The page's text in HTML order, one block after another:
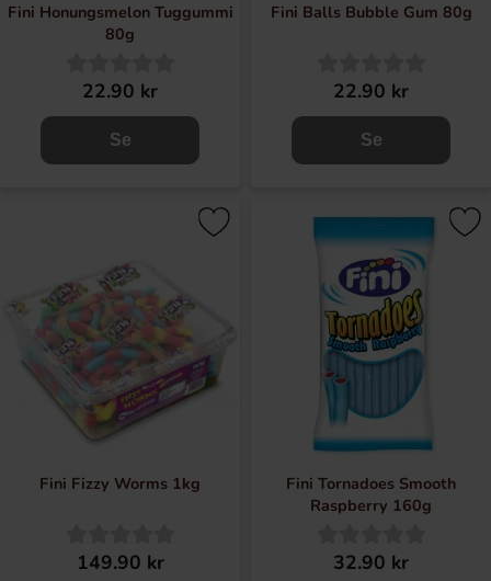
Fini Honungsmelon Tuggummi
80g
22.90 kr
Se
Fini Balls Bubble Gum 80g
22.90 kr
Se
Fini Fizzy Worms 1kg
149.90 kr
Fini Tornadoes Smooth
Raspberry 160g
32.90 kr